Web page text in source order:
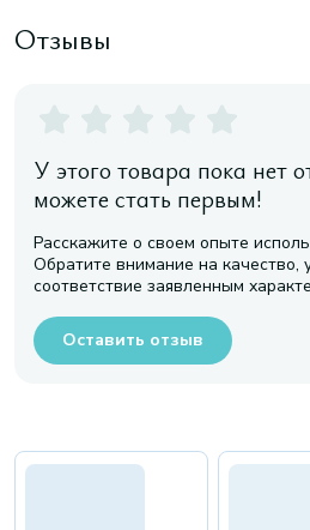
Отзывы
У этого товара пока нет
можете стать первым!
Расскажите о своем опыте
Обратите внимание на качество,
соответствие заявленным
Оставить отзыв